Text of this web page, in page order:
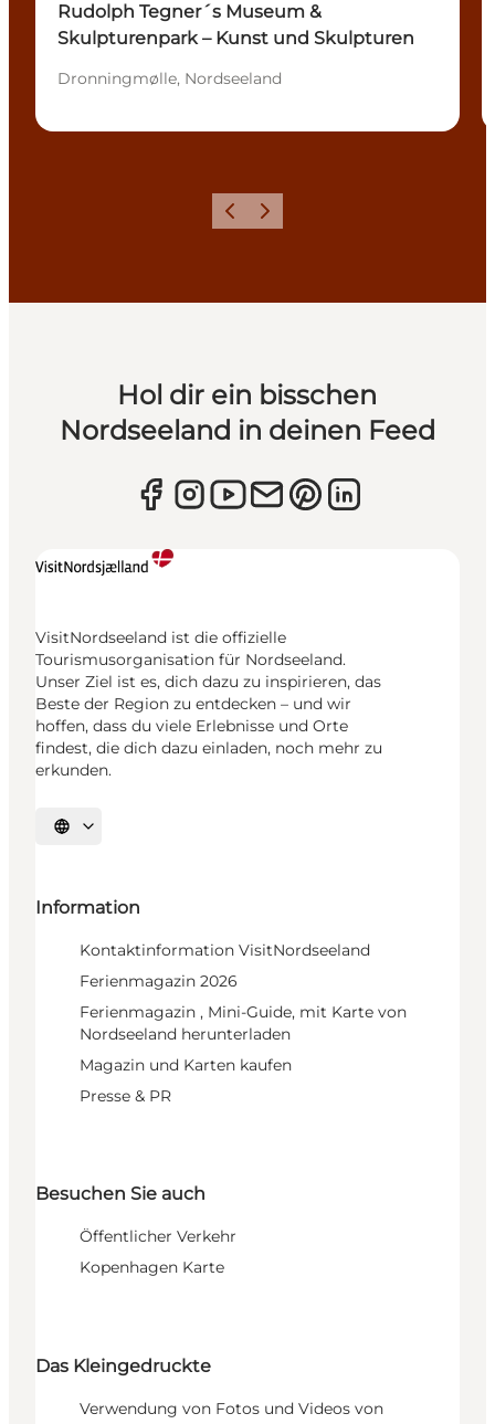
Rudolph Tegner´s Museum &
Skulpturenpark – Kunst und Skulpturen
Dronningmølle, Nordseeland
ZurückWeiter
Hol dir ein bisschen
Nordseeland in deinen Feed
VisitNordseeland ist die offizielle
Tourismusorganisation für Nordseeland.
Unser Ziel ist es, dich dazu zu inspirieren, das
Beste der Region zu entdecken – und wir
hoffen, dass du viele Erlebnisse und Orte
findest, die dich dazu einladen, noch mehr zu
erkunden.
Sprache auswählen
Information
Kontaktinformation VisitNordseeland
Ferienmagazin 2026
Ferienmagazin , Mini-Guide, mit Karte von
Nordseeland herunterladen
Magazin und Karten kaufen
Presse & PR
Besuchen Sie auch
Öffentlicher Verkehr
Kopenhagen Karte
Das Kleingedruckte
Verwendung von Fotos und Videos von